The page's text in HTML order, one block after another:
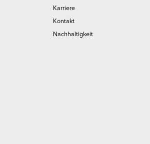
Karriere
Kontakt
Nachhaltigkeit